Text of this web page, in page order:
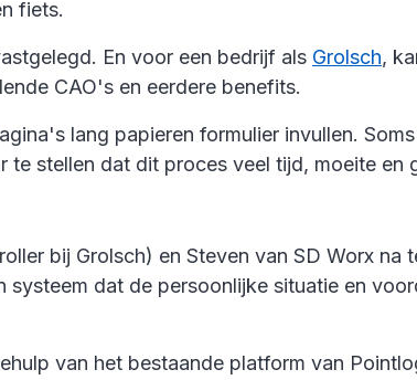
fiets.
En voor een bedrijf als Grolsch,
CAO's en eerdere benefits.
lang papieren formulier invullen.
stellen dat dit proces veel tijd, moeite
bij Grolsch) en Steven van SD Worx
dat de persoonlijke situatie en
van het bestaande platform van